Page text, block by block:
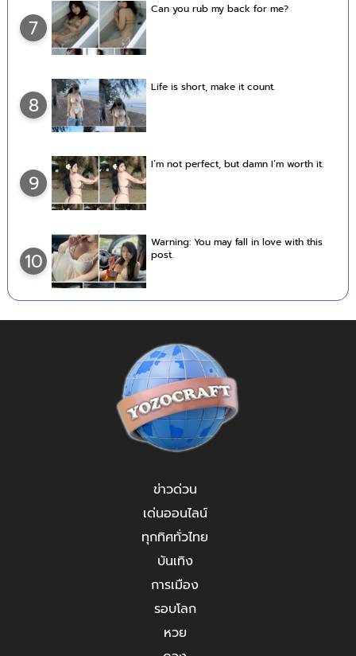
7
Can you rub my back for me?
8
Life is short, make it count.
9
I’m not perfect, but damn I’m worth it.
10
Warning: You may fall in love with this
post.
ข่าวด่วน
เด่นออนไลน์
ทุกทิศทั่วไทย
บันเทิง
การเมือง
รอบโลก
หวย